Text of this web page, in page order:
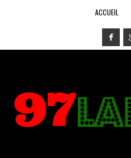
ACCUEIL